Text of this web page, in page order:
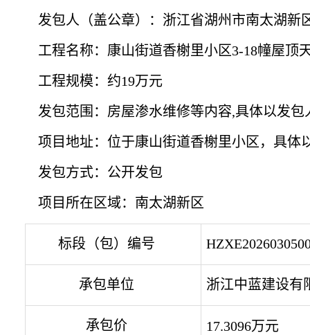
发包人（盖公章）： 浙江省湖州市南太湖新
工程名称： 康山街道香榭里小区3-18幢屋顶
工程规模： 约19万元
发包范围： 房屋渗水维修等内容,具体以发包
项目地址： 位于康山街道香榭里小区，具体
发包方式：公开发包
项目所在区域： 南太湖新区
标段（包）编号
承包单位 浙江中蓝建设有
承包价 17.3096万元